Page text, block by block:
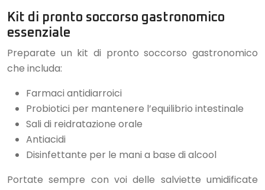
Kit di pronto soccorso gastronomico
essenziale
Preparate un kit di pronto soccorso gastronomico
che includa:
Farmaci antidiarroici
Probiotici per mantenere l’equilibrio intestinale
Sali di reidratazione orale
Antiacidi
Disinfettante per le mani a base di alcool
Portate sempre con voi delle salviette umidificate